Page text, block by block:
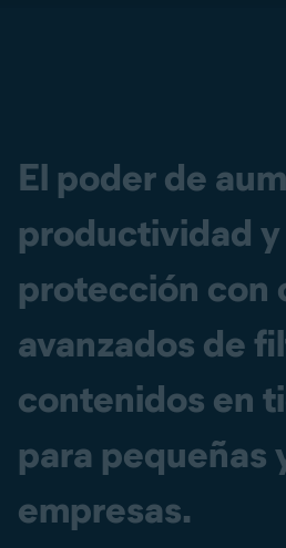
El poder de
productividad y
protección con
avanzados de
contenidos en
para pequeñas
empresas.